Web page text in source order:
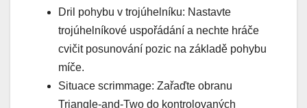
Dril pohybu v trojúhelníku: Nastavte
trojúhelníkové uspořádání a nechte hráče
cvičit posunování pozic na základě pohybu
míče.
Situace scrimmage: Zařaďte obranu
Triangle-and-Two do kontrolovaných